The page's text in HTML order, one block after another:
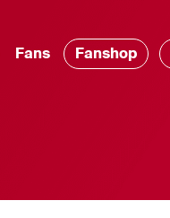
Fans Fanshop